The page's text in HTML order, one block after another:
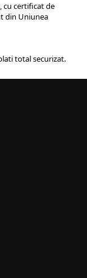
cu certificat de
din Uniunea
total securizat.